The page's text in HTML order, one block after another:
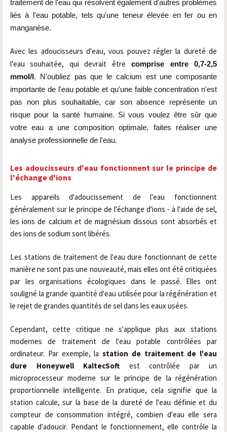
traitement de l'eau qui résolvent également d'autres problèmes
liés à l'eau potable, tels qu'une teneur élevée en fer ou en
manganèse.
Avec les adoucisseurs d'eau, vous pouvez régler la dureté de
l'eau souhaitée, qui devrait être comprise entre0,7-2,5
mmol/l. N'oubliez pas que le calcium est une composante
importante de l'eau potable et qu'une faible concentration n'est
pas non plus souhaitable, car son absence représente un
risque pour la santé humaine. Si vous voulez être sûr que
votre eau a une composition optimale, faites réaliser une
analyse professionnelle de l'eau.
Les adoucisseurs d'eau fonctionnent sur le principe de
l'échange d'ions
Les appareils d'adoucissement de l'eau fonctionnent
généralement sur le principe de l'échange d'ions - à l'aide de sel,
les ions de calcium et de magnésium dissous sont absorbés et
des ions de sodium sont libérés.
Les stations de traitement de l'eau dure fonctionnant de cette
manière ne sont pas une nouveauté, mais elles ont été critiquées
par les organisations écologiques dans le passé. Elles ont
souligné la grande quantité d'eau utilisée pour la régénération et
le rejet de grandes quantités de sel dans les eaux usées.
Cependant, cette critique ne s'applique plus aux stations
modernes de traitement de l'eau potable contrôlées par
ordinateur. Par exemple, la station de traitement de l'eau
dure Honeywell KaltecSoft est contrôlée par un
microprocesseur moderne sur le principe de la régénération
proportionnelle intelligente. En pratique, cela signifie que la
station calcule, sur la base de la dureté de l'eau définie et du
compteur de consommation intégré, combien d'eau elle sera
capable d'adoucir. Pendant le fonctionnement, elle contrôle la